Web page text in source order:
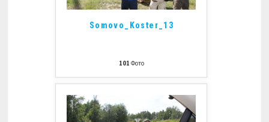
Somovo_Koster_13
101 Фото